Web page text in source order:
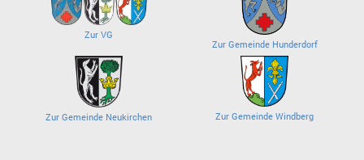
Zur VG
Zur Gemeinde Hunderdorf
Zur Gemeinde Neukirchen Zur Gemeinde Windberg